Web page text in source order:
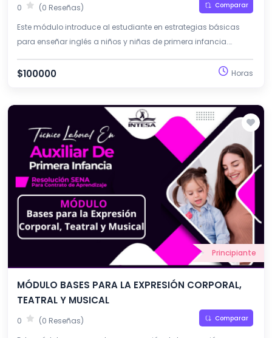
0 (0 Reseñas) Comparar
Este módulo introduce al estudiante en estrategias básicas
para enseñar inglés a niños y niñas de primera infancia.
mediante experiencias lúdicas, musicales y comunicativas.
$100000 Horas
Principiante
MÓDULO BASES PARA LA EXPRESIÓN CORPORAL,
TEATRAL Y MUSICAL
0 (0 Reseñas) Comparar